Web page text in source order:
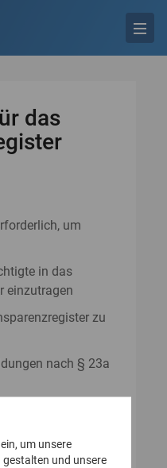
das
um
in das
einzutragen
zu
nach § 23a
um unsere
gestalten und unsere